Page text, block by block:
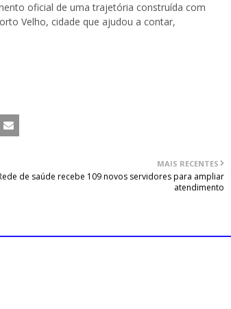
oficial de uma trajetória construída com
Velho, cidade que ajudou a contar,
MAIS RECENTES
de saúde recebe 109 novos servidores para ampliar
atendimento